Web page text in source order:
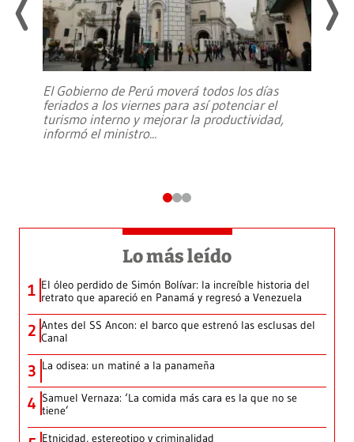
El Gobierno de Perú moverá todos los días
feriados a los viernes para así potenciar el
turismo interno y mejorar la productividad,
informó el ministro...
Lo más leído
1 El óleo perdido de Simón Bolívar: la increíble historia del
retrato que apareció en Panamá y regresó a Venezuela
2 Antes del SS Ancon: el barco que estrenó las esclusas del
Canal
3 La odisea: un matiné a la panameña
4 Samuel Vernaza: ‘La comida más cara es la que no se
tiene’
Etnicidad, estereotipo y criminalidad